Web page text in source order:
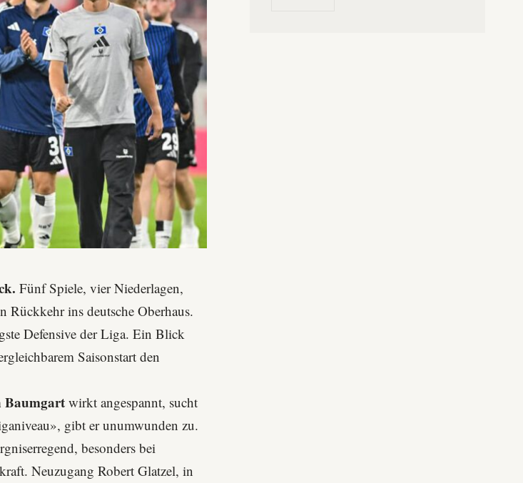
Fünf Spiele, vier Niederlagen,
Rückkehr ins deutsche Oberhaus.
Defensive der Liga. Ein Blick
Saisonstart den
Baumgart wirkt angespannt, sucht
gibt er unumwunden zu.
besonders bei
NeuzugangRobert Glatzel, in